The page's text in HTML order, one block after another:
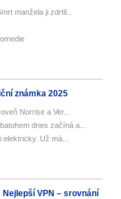
manžela ji zdrtil...
známka 2025
Norrise a Ver...
dnes začíná a...
Už má...
Nejlepší VPN – srovnání